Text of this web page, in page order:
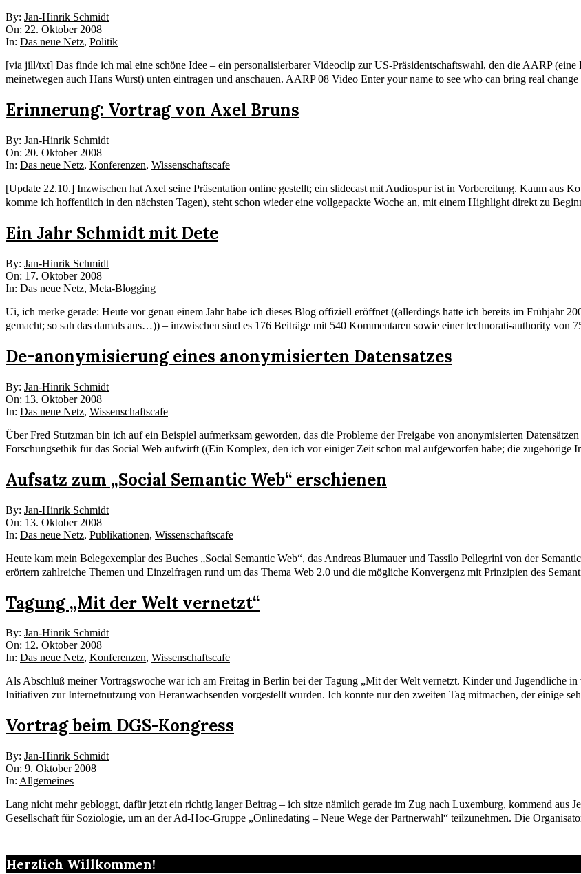
2008-
10-
22
By: Jan-Hinrik Schmidt
On: 22. Oktober 2008
In: Das neue Netz, Politik
[via jill/txt] Das finde ich mal eine schöne Idee – ein personalisierbarer Videoclip zur US-Präsidentschaftswahl, den die AARP
meinetwegen auch Hans Wurst) unten eintragen und anschauen. AARP 08 Video Enter your name to see who can bring real change
Erinnerung: Vortrag von Axel Bruns
2008-
10-
20
By: Jan-Hinrik Schmidt
On: 20. Oktober 2008
In: Das neue Netz, Konferenzen, Wissenschaftscafe
[Update 22.10.] Inzwischen hat Axel seine Präsentation online gestellt; ein slidecast mit Audiospur ist in Vorbereitung. Kaum aus
komme ich hoffentlich in den nächsten Tagen), steht schon wieder eine vollgepackte Woche an, mit einem Highlight direkt zu
Ein Jahr Schmidt mit Dete
2008-
10-
17
By: Jan-Hinrik Schmidt
On: 17. Oktober 2008
In: Das neue Netz, Meta-Blogging
Ui, ich merke gerade: Heute vor genau einem Jahr habe ich dieses Blog offiziell eröffnet ((allerdings hatte ich bereits im Frühjahr
gemacht; so sah das damals aus…)) – inzwischen sind es 176 Beiträge mit 540 Kommentaren sowie einer technorati-authority von
De-anonymisierung eines anonymisierten Datensatzes
2008-
10-
13
By: Jan-Hinrik Schmidt
On: 13. Oktober 2008
In: Das neue Netz, Wissenschaftscafe
Über Fred Stutzman bin ich auf ein Beispiel aufmerksam geworden, das die Probleme der Freigabe von anonymisierten
Forschungsethik für das Social Web aufwirft ((Ein Komplex, den ich vor einiger Zeit schon mal aufgeworfen habe; die zugehörige
Aufsatz zum „Social Semantic Web“ erschienen
2008-
10-
13
By: Jan-Hinrik Schmidt
On: 13. Oktober 2008
In: Das neue Netz, Publikationen, Wissenschaftscafe
Heute kam mein Belegexemplar des Buches „Social Semantic Web“, das Andreas Blumauer und Tassilo Pellegrini von der
erörtern zahlreiche Themen und Einzelfragen rund um das Thema Web 2.0 und die mögliche Konvergenz mit Prinzipien des
Tagung „Mit der Welt vernetzt“
2008-
10-
12
By: Jan-Hinrik Schmidt
On: 12. Oktober 2008
In: Das neue Netz, Konferenzen, Wissenschaftscafe
Als Abschluß meiner Vortragswoche war ich am Freitag in Berlin bei der Tagung „Mit der Welt vernetzt. Kinder und Jugendliche
Initiativen zur Internetnutzung von Heranwachsenden vorgestellt wurden. Ich konnte nur den zweiten Tag mitmachen, der einige
Vortrag beim DGS-Kongress
2008-
10-
09
By: Jan-Hinrik Schmidt
On: 9. Oktober 2008
In: Allgemeines
Lang nicht mehr gebloggt, dafür jetzt ein richtig langer Beitrag – ich sitze nämlich gerade im Zug nach Luxemburg, kommend aus
Gesellschaft für Soziologie, um an der Ad-Hoc-Gruppe „Onlinedating – Neue Wege der Partnerwahl“ teilzunehmen. Die
Herzlich Willkommen!